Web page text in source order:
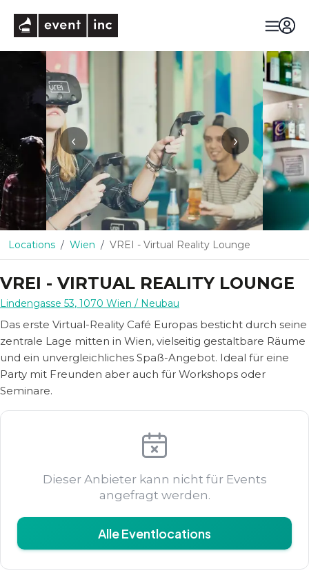
‹ ›
Locations Wien VREI - Virtual Reality Lounge
VREI - VIRTUAL REALITY LOUNGE
Lindengasse 53, 1070 Wien / Neubau
Das erste Virtual-Reality Café Europas besticht durch seine
zentrale Lage mitten in Wien, vielseitig gestaltbare Räume
und ein unvergleichliches Spaß-Angebot. Ideal für eine
Party mit Freunden aber auch für Workshops oder
Seminare.
Dieser Anbieter kann nicht für Events
angefragt werden.
Alle Eventlocations